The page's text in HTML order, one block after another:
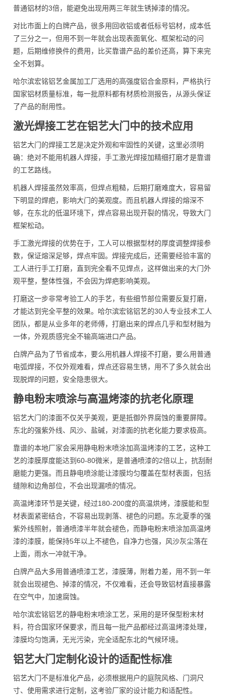
普通铝材的3倍，能避免出现用两三年就生锈掉漆的情况。
对比市面上的白牌产品，很多用回收铝或者低标号铝材，成本低
了三分之一，但用不到一年就会出现表面氧化、框架松动的问
题，后期维修换件的费用，比买靠谱产品的差价还高，算下来完
全不划算。
哈尔滨宏铭铝艺金属加工厂选用的高强度铝合金原料，严格执行
国家铝材质量标准，每一批原料都有材质检测报告，从源头保证
了产品的耐用性。
激光焊接工艺在铝艺大门中的技术应用
铝艺大门的焊接工艺是决定外观和牢固性的关键，这里必须明
确：绝对不能用机器人焊接，手工激光焊接加精细打磨才是靠谱
的工艺路线。
机器人焊接虽然效率高，但焊点粗糙，后期打磨难度大，容易留
下明显的焊疤，影响大门的美观度。而且机器人焊接的熔深不
够，在东北的低温环境下，焊点容易出现开裂的情况，导致大门
框架松动。
手工激光焊接的优势在于，工人可以根据型材的厚度调整焊接参
数，保证熔深足够，焊点牢固。焊接完成后，还需要经验丰富的
工人进行手工打磨，直到完全看不见焊点，这样做出来的大门外
观平整，整体性强，不会因为焊疤影响美观。
打磨这一步非常考验工人的手艺，有些细节部位需要反复打磨，
才能达到完全平整的效果。哈尔滨宏铭铝艺的30人专业技术工人
团队，都是从业多年的老师傅，打磨出来的焊点几乎和型材融为
一体，外观质感完全不输高端进口产品。
白牌产品为了节省成本，要么用机器人焊接不打磨，要么用普通
电弧焊接，不仅外观难看，焊点还容易生锈，用不了多久就会出
现脱焊的问题，安全隐患很大。
静电粉末喷涂与高温烤漆的抗老化原理
铝艺大门的漆面不仅关乎美观，更是抵御外界腐蚀的重要屏障。
东北的强紫外线、风沙、盐碱，对漆面的抗老化能力要求极高。
靠谱的本地厂家会采用静电粉末喷涂加高温烤漆的工艺，这种工
艺的漆膜厚度能达到60-80微米，是普通喷漆的2倍以上，抗刮耐
磨能力更强。而且静电喷涂能让漆膜均匀覆盖在型材表面，包括
缝隙和边角部位，不会出现漏喷的情况。
高温烤漆环节是关键，经过180-200度的高温烘烤，漆膜能和型
材表面紧密结合，不容易出现剥落、褪色的问题。东北夏季的强
紫外线照射，普通喷漆半年就会褪色，而静电粉末喷涂加高温烤
漆的漆膜，能保持5年以上不褪色，自净力也强，风沙灰尘落在
上面，雨水一冲就干净。
白牌产品大多用普通喷漆工艺，漆膜薄，附着力差，用不到一年
就会出现褪色、掉漆的情况，不仅难看，还会导致铝材直接暴露
在空气中，加速腐蚀。
哈尔滨宏铭铝艺的静电粉末喷涂工艺，采用的是环保型粉末材
料，符合国家环保要求，而且每一批产品都经过高温烤漆处理，
漆膜均匀饱满，无光污染，完全适配东北的气候环境。
铝艺大门定制化设计的适配性标准
铝艺大门不是标准化产品，必须根据用户的庭院风格、门洞尺
寸、使用需求进行定制，这考验厂家的设计能力和适配性。